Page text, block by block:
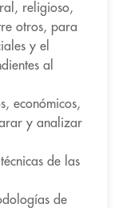
religioso,
otros, para
y el
al
económicos,
y analizar
de las
de